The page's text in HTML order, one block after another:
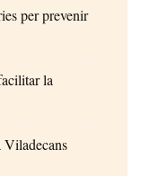
per prevenir
la
Viladecans